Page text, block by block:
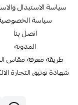
سياسة الاستبدال
سياسة
اتصل بنا
المدونة
طريقة معرفة مقاس
شهادة توثيق التجارة